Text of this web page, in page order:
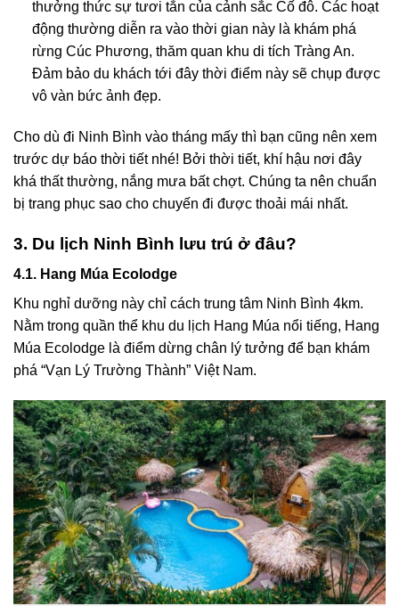
thưởng thức sự tươi tắn của cảnh sắc Cố đô. Các hoạt
động thường diễn ra vào thời gian này là khám phá
rừng Cúc Phương, thăm quan khu di tích Tràng An.
Đảm bảo du khách tới đây thời điểm này sẽ chụp được
vô vàn bức ảnh đẹp.
Cho dù đi Ninh Bình vào tháng mấy thì bạn cũng nên xem
trước dự báo thời tiết nhé! Bởi thời tiết, khí hậu nơi đây
khá thất thường, nắng mưa bất chợt. Chúng ta nên chuẩn
bị trang phục sao cho chuyến đi được thoải mái nhất.
3. Du lịch Ninh Bình lưu trú ở đâu?
4.1. Hang Múa Ecolodge
Khu nghỉ dưỡng này chỉ cách trung tâm Ninh Bình 4km.
Nằm trong quần thể khu du lịch Hang Múa nổi tiếng, Hang
Múa Ecolodge là điểm dừng chân lý tưởng để bạn khám
phá “Vạn Lý Trường Thành” Việt Nam.